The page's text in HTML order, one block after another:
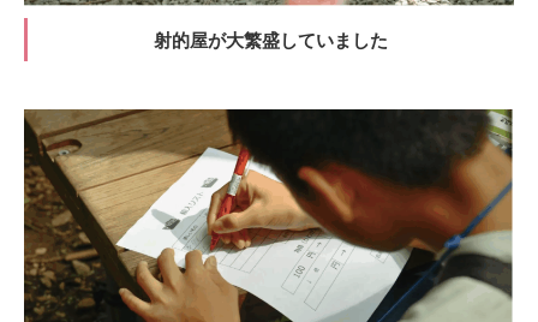
射的屋が大繁盛していました